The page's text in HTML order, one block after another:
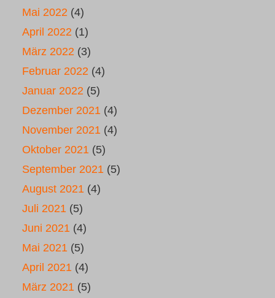
Mai 2022 (4)
April 2022 (1)
März 2022 (3)
Februar 2022 (4)
Januar 2022 (5)
Dezember 2021 (4)
November 2021 (4)
Oktober 2021 (5)
September 2021 (5)
August 2021 (4)
Juli 2021 (5)
Juni 2021 (4)
Mai 2021 (5)
April 2021 (4)
März 2021 (5)